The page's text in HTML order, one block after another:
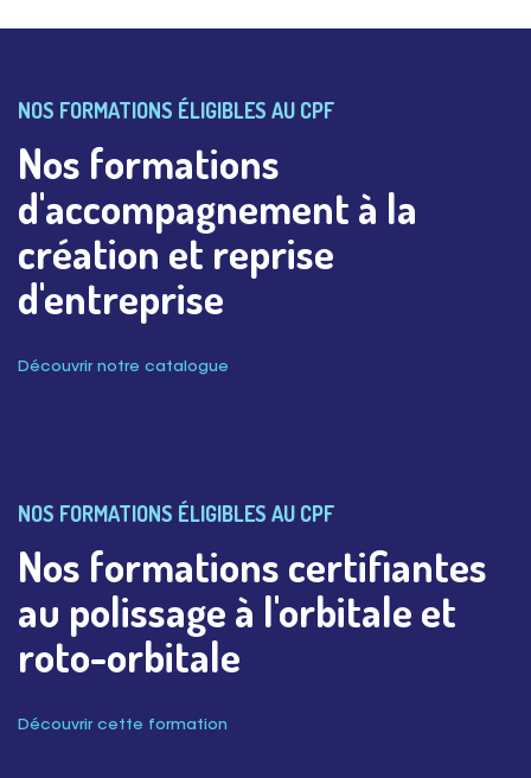
NOS FORMATIONS ÉLIGIBLES AU CPF
Nos formations
d'accompagnement à la
création et reprise
d'entreprise
Découvrir notre catalogue
NOS FORMATIONS ÉLIGIBLES AU CPF
Nos formations certifiantes
au polissage à l'orbitale et
roto-orbitale
Découvrir cette formation